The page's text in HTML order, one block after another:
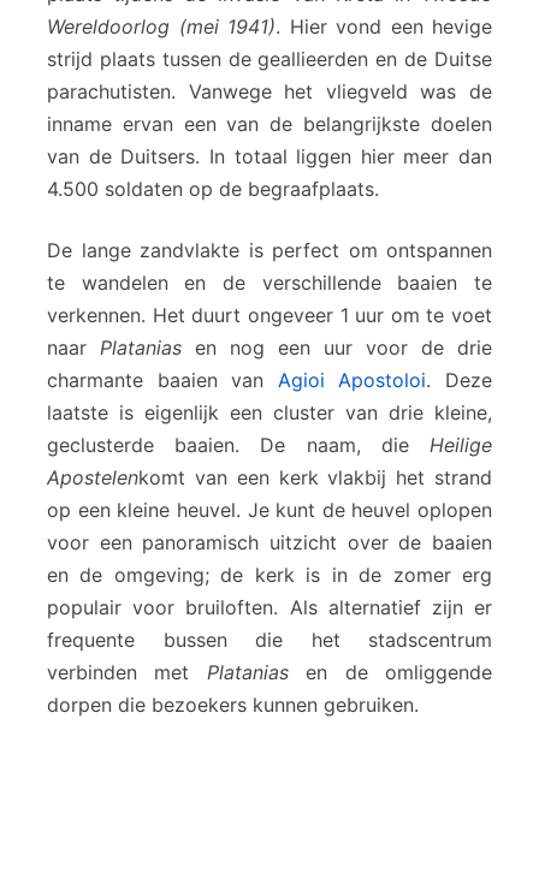
Wereldoorlog (mei 1941). Hier vond een hevige
strijd plaats tussen de geallieerden en de Duitse
parachutisten. Vanwege het vliegveld was de
inname ervan een van de belangrijkste doelen
van de Duitsers. In totaal liggen hier meer dan
4.500 soldaten op de begraafplaats.
De lange zandvlakte is perfect om ontspannen
te wandelen en de verschillende baaien te
verkennen. Het duurt ongeveer 1 uur om te voet
naar Platanias en nog een uur voor de drie
charmante baaien van Agioi Apostoloi. Deze
laatste is eigenlijk een cluster van drie kleine,
geclusterde baaien. De naam, die Heilige
Apostelenkomt van een kerk vlakbij het strand
op een kleine heuvel. Je kunt de heuvel oplopen
voor een panoramisch uitzicht over de baaien
en de omgeving; de kerk is in de zomer erg
populair voor bruiloften. Als alternatief zijn er
frequente bussen die het stadscentrum
verbinden met Plataniasen de omliggende
dorpen die bezoekers kunnen gebruiken.